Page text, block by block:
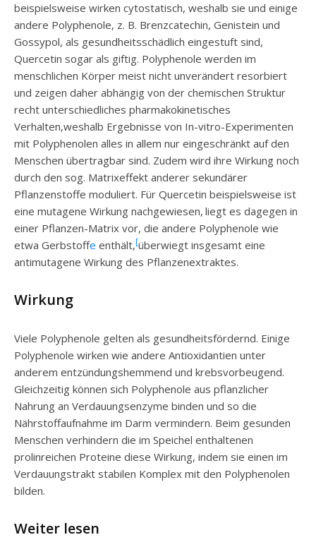
beispielsweise wirken cytostatisch, weshalb sie und einige
andere Polyphenole, z. B. Brenzcatechin, Genistein und
Gossypol, als gesundheitsschädlich eingestuft sind,
Quercetin sogar als giftig. Polyphenole werden im
menschlichen Körper meist nicht unverändert resorbiert
und zeigen daher abhängig von der chemischen Struktur
recht unterschiedliches pharmakokinetisches
Verhalten,weshalb Ergebnisse von In-vitro-Experimenten
mit Polyphenolen alles in allem nur eingeschränkt auf den
Menschen übertragbar sind. Zudem wird ihre Wirkung noch
durch den sog. Matrixeffekt anderer sekundärer
Pflanzenstoffe moduliert. Für Quercetin beispielsweise ist
eine mutagene Wirkung nachgewiesen, liegt es dagegen in
einer Pflanzen-Matrix vor, die andere Polyphenole wie
etwa Gerbstoffe enthält,[überwiegt insgesamt eine
antimutagene Wirkung des Pflanzenextraktes.
Wirkung
Viele Polyphenole gelten als gesundheitsfördernd. Einige
Polyphenole wirken wie andere Antioxidantien unter
anderem entzündungshemmend und krebsvorbeugend.
Gleichzeitig können sich Polyphenole aus pflanzlicher
Nahrung an Verdauungsenzyme binden und so die
Nährstoffaufnahme im Darm vermindern. Beim gesunden
Menschen verhindern die im Speichel enthaltenen
prolinreichen Proteine diese Wirkung, indem sie einen im
Verdauungstrakt stabilen Komplex mit den Polyphenolen
bilden.
Weiter lesen